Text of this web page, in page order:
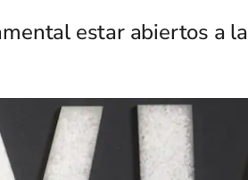
estar abiertos a la